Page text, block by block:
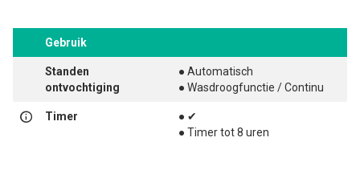
Gebruik
Standen
ontvochtiging
● Automatisch
● Wasdroogfunctie / Continu
Timer
● ✔
● Timer tot 8 uren